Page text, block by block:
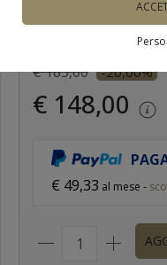
DISPONIBILE
€ 185,00 -20,00%
€ 148,00
€ 49,33 al mese -